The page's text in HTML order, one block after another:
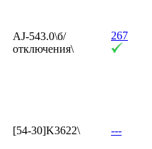
AJ-543.0\б/
отключения\
267
[54-30]K3622\ ---